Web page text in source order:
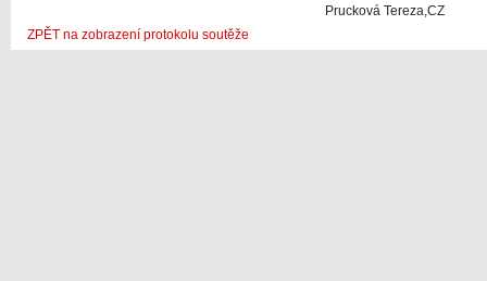
Prucková Tereza,CZ
ZPĚT na zobrazení protokolu soutěže